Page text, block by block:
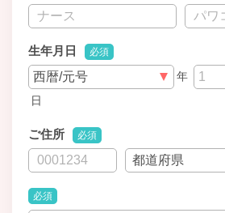
生年月日 必須
年
日
ご住所 必須
必須